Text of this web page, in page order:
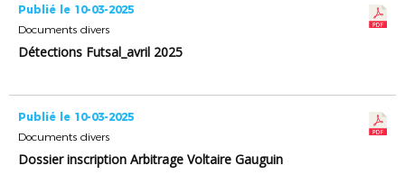
Publié le 10-03-2025
Documents divers
Détections Futsal_avril 2025
Publié le 10-03-2025
Documents divers
Dossier inscription Arbitrage Voltaire Gauguin